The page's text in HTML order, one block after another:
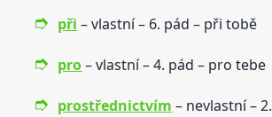
při – vlastní – 6. pád – při tobě
pro– vlastní – 4. pád – pro tebe
prostřednictvím – nevlastní – 2.